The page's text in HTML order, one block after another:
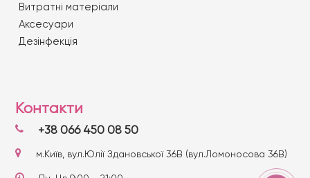
Витратні матеріали
Аксесуари
Дезінфекція
Контакти
+38 066 450 08 50
м.Київ, вул.Юлії Здановської 36В (вул.Ломоносова 36В)